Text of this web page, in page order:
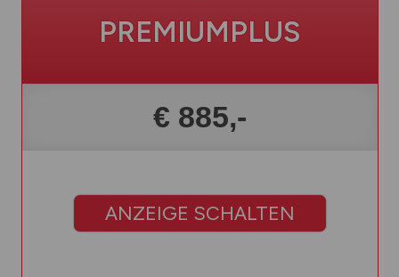
PREMIUMPLUS
€ 885,-
ANZEIGE SCHALTEN